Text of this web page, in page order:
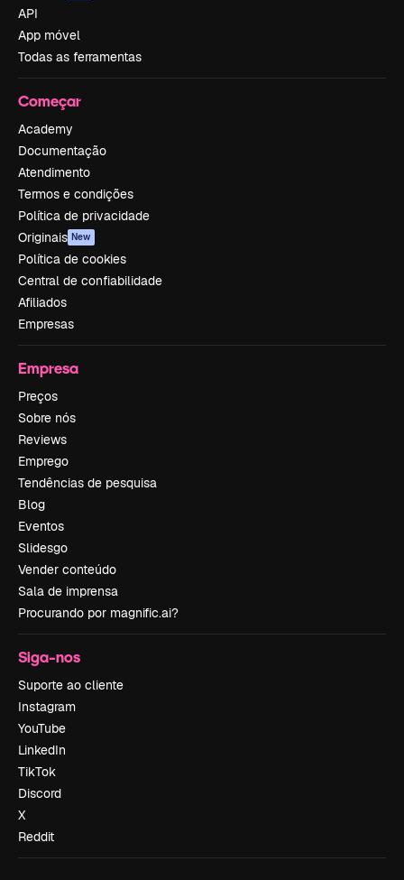
API
App móvel
Todas as ferramentas
Começar
Academy
Documentação
Atendimento
Termos e condições
Política de privacidade
Originais New
Política de cookies
Central de confiabilidade
Afiliados
Empresas
Empresa
Preços
Sobre nós
Reviews
Emprego
Tendências de pesquisa
Blog
Eventos
Slidesgo
Vender conteúdo
Sala de imprensa
Procurando por magnific.ai?
Siga-nos
Suporte ao cliente
Instagram
YouTube
LinkedIn
TikTok
Discord
X
Reddit